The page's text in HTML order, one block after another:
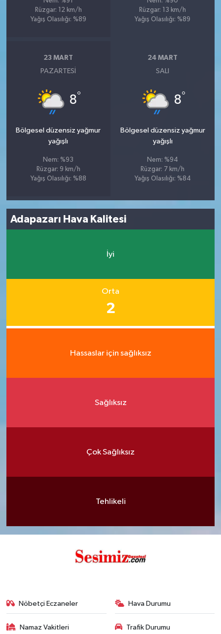
Rüzgar: 12 km/h
Yağış Olasılığı: %89
Rüzgar: 13 km/h
Yağış Olasılığı: %89
23 MART
PAZARTESI
8°
Bölgesel düzensiz yağmur
yağışlı
Nem: %93
Rüzgar: 9 km/h
Yağış Olasılığı: %88
24 MART
SALI
8°
Bölgesel düzensiz yağmur
yağışlı
Nem: %94
Rüzgar: 7 km/h
Yağış Olasılığı: %84
Adapazarı Hava Kalitesi
İyi
Orta
2
Hassaslar için sağlıksız
Sağlıksız
Çok Sağlıksız
Tehlikeli
Nöbetçi Eczaneler Hava Durumu
Namaz Vakitleri Trafik Durumu